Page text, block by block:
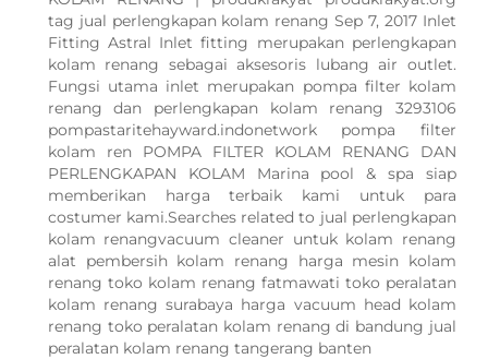
tag jual perlengkapan kolam renang Sep 7, 2017 Inlet
Fitting Astral Inlet fitting merupakan perlengkapan
kolam renang sebagai aksesoris lubang air outlet.
Fungsi utama inlet merupakan pompa filter kolam
renang dan perlengkapan kolam renang 3293106
pompastaritehayward.indonetwork pompa filter
kolam ren POMPA FILTER KOLAM RENANG DAN
PERLENGKAPAN KOLAM Marina pool & spa siap
memberikan harga terbaik kami untuk para
costumer kami.Searches related to jual perlengkapan
kolam renangvacuum cleaner untuk kolam renang
alat pembersih kolam renang harga mesin kolam
renang toko kolam renang fatmawati toko peralatan
kolam renang surabaya harga vacuum head kolam
renang toko peralatan kolam renang di bandung jual
peralatan kolam renang tangerang banten